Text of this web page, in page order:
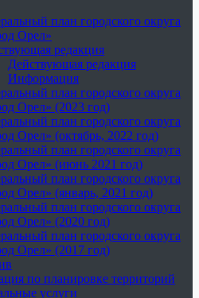
план городского округа
Орел»
редакция
Действующая редакция
Информация
план городского округа
Орел» (2023 год)
план городского округа
Орел» (октябрь, 2022 год)
план городского округа
Орел» (июнь 2021 год)
план городского округа
Орел» (январь, 2021 год)
план городского округа
Орел» (2020 год)
план городского округа
Орел» (2017 год)
по планировке территорий
услуги